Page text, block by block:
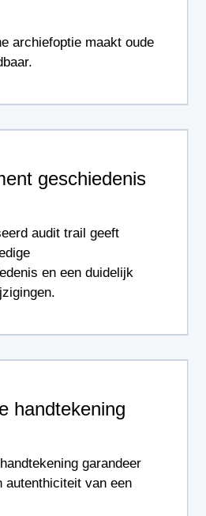
archiefoptie maakt oude
geschiedenis
audit trail geeft
en een duidelijk
handtekening
garandeer
autenthiciteit van een